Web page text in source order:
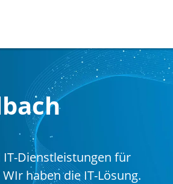
IT-Dienstleistungen für
haben die IT-Lösung.